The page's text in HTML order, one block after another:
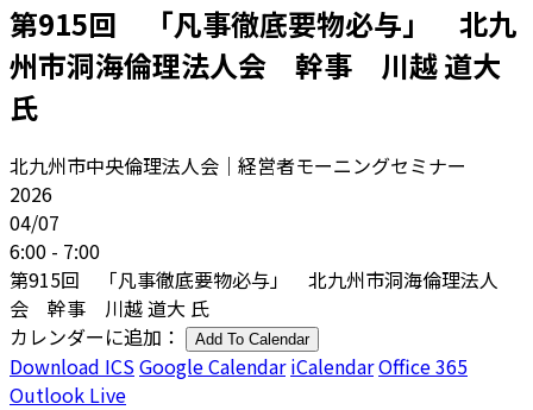
第915回 「凡事徹底要物必与」 北九
州市洞海倫理法人会 幹事 川越 道大
氏
北九州市中央倫理法人会｜経営者モーニングセミナー
2026
04/07
6:00 - 7:00
第915回 「凡事徹底要物必与」 北九州市洞海倫理法人
会 幹事 川越 道大 氏
カレンダーに追加：
Add To Calendar
Download ICSGoogle Calendar iCalendarOffice 365
Outlook Live